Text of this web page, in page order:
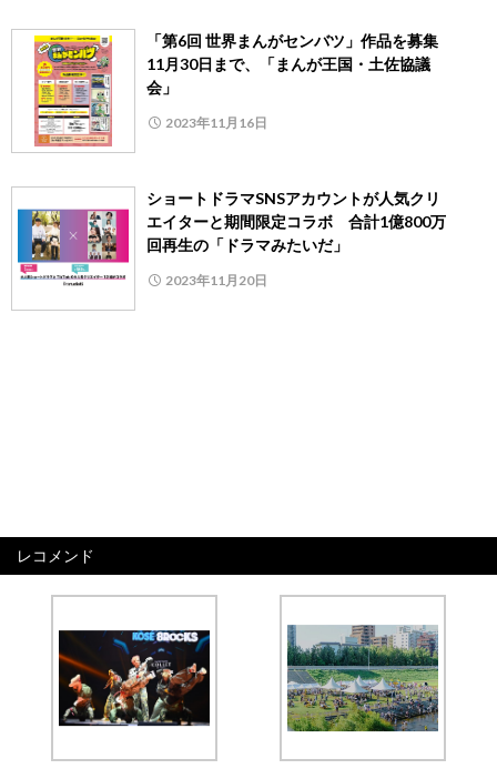
「第6回 世界まんがセンバツ」作品を募集
11月30日まで、「まんが王国・土佐協議
会」
2023年11月16日
ショートドラマSNSアカウントが人気クリ
エイターと期間限定コラボ 合計1億800万
回再生の「ドラマみたいだ」
2023年11月20日
レコメンド